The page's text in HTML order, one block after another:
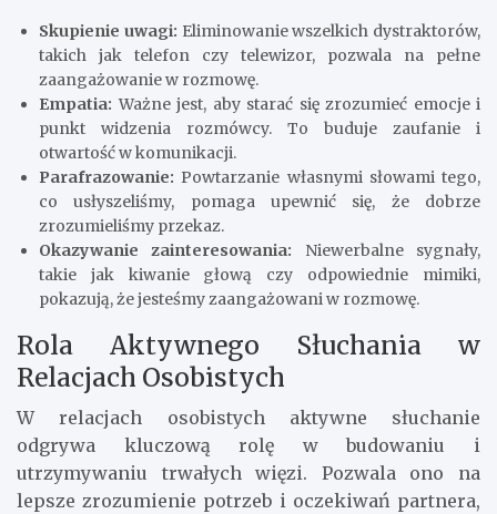
Skupienie uwagi: Eliminowanie wszelkich dystraktorów,
takich jak telefon czy telewizor, pozwala na pełne
zaangażowanie w rozmowę.
Empatia: Ważne jest, aby starać się zrozumieć emocje i
punkt widzenia rozmówcy. To buduje zaufanie i
otwartość w komunikacji.
Parafrazowanie: Powtarzanie własnymi słowami tego,
co usłyszeliśmy, pomaga upewnić się, że dobrze
zrozumieliśmy przekaz.
Okazywanie zainteresowania: Niewerbalne sygnały,
takie jak kiwanie głową czy odpowiednie mimiki,
pokazują, że jesteśmy zaangażowani w rozmowę.
Rola Aktywnego Słuchania w
Relacjach Osobistych
W relacjach osobistych aktywne słuchanie
odgrywa kluczową rolę w budowaniu i
utrzymywaniu trwałych więzi. Pozwala ono na
lepsze zrozumienie potrzeb i oczekiwań partnera,